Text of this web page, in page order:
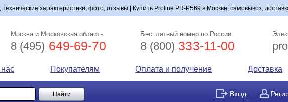
характеристики, фото, отзывы | Купить Proline PR-P569 в Москве, самовывоз,
Москва и Московская область
8 (495) 649-69-70
Бесплатный номер по России
8 (800) 333-11-00
Покупателям Оплата и получение Доставка
Вход